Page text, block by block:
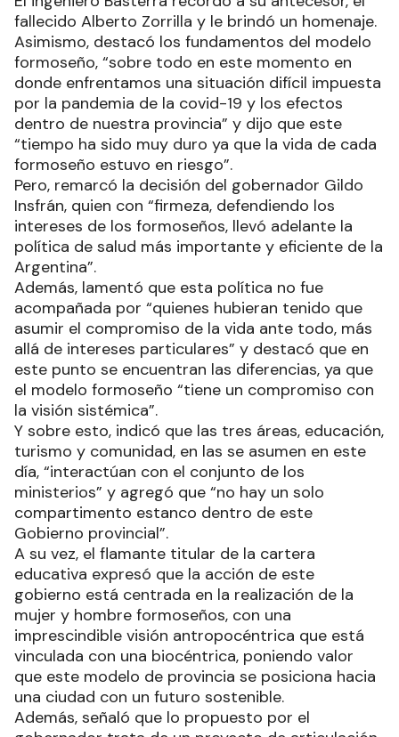
fallecido Alberto Zorrilla y le brindó un homenaje.
Asimismo, destacó los fundamentos del modelo
formoseño, “sobre todo en este momento en
donde enfrentamos una situación difícil impuesta
por la pandemia de la covid-19 y los efectos
dentro de nuestra provincia” y dijo que este
“tiempo ha sido muy duro ya que la vida de cada
formoseño estuvo en riesgo”.
Pero, remarcó la decisión del gobernador Gildo
Insfrán, quien con “firmeza, defendiendo los
intereses de los formoseños, llevó adelante la
política de salud más importante y eficiente de la
Argentina”.
Además, lamentó que esta política no fue
acompañada por “quienes hubieran tenido que
asumir el compromiso de la vida ante todo, más
allá de intereses particulares” y destacó que en
este punto se encuentran las diferencias, ya que
el modelo formoseño “tiene un compromiso con
la visión sistémica”.
Y sobre esto, indicó que las tres áreas, educación,
turismo y comunidad, en las se asumen en este
día, “interactúan con el conjunto de los
ministerios” y agregó que “no hay un solo
compartimento estanco dentro de este
Gobierno provincial”.
A su vez, el flamante titular de la cartera
educativa expresó que la acción de este
gobierno está centrada en la realización de la
mujer y hombre formoseños, con una
imprescindible visión antropocéntrica que está
vinculada con una biocéntrica, poniendo valor
que este modelo de provincia se posiciona hacia
una ciudad con un futuro sostenible.
Además, señaló que lo propuesto por el